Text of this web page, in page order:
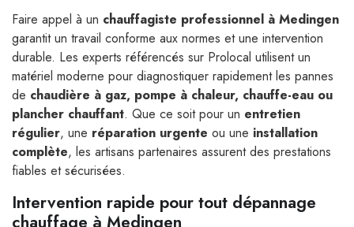
Faire appel à un chauffagiste professionnel à Medingen
garantit un travail conforme aux normes et une intervention
durable. Les experts référencés sur Prolocal utilisent un
matériel moderne pour diagnostiquer rapidement les pannes
de chaudière à gaz, pompe à chaleur, chauffe-eau ou
plancher chauffant. Que ce soit pour un entretien
régulier, une réparation urgente ou une installation
complète, les artisans partenaires assurent des prestations
fiables et sécurisées.
Intervention rapide pour tout dépannage
chauffage à Medingen